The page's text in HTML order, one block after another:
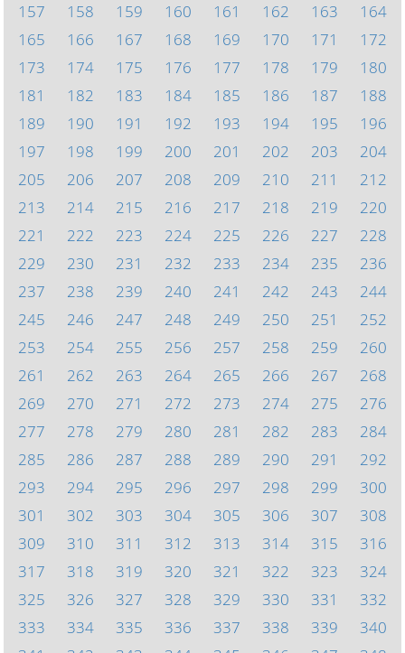
157
158 159 160 161 162 163
164
165
166 167 168 169 170 171
172
173
174 175 176 177 178 179
180
181
182 183 184 185 186 187
188
189
190 191 192 193 194 195
196
197
198 199 200 201 202 203
204
205
206 207 208 209 210 211
212
213
214 215 216 217 218 219
220
221
222 223 224 225 226 227
228
229
230 231 232 233 234 235
236
237
238 239 240 241 242 243
244
245
246 247 248 249 250 251
252
253
254 255 256 257 258 259
260
261
262 263 264 265 266 267
268
269
270 271 272 273 274 275
276
277
278 279 280 281 282 283
284
285
286 287 288 289 290 291
292
293
294 295 296 297 298 299
300
301
302 303 304 305 306 307
308
309
310 311 312 313 314 315
316
317
318 319 320 321 322 323
324
325
326 327 328 329 330 331
332
333
334 335 336 337 338 339
340